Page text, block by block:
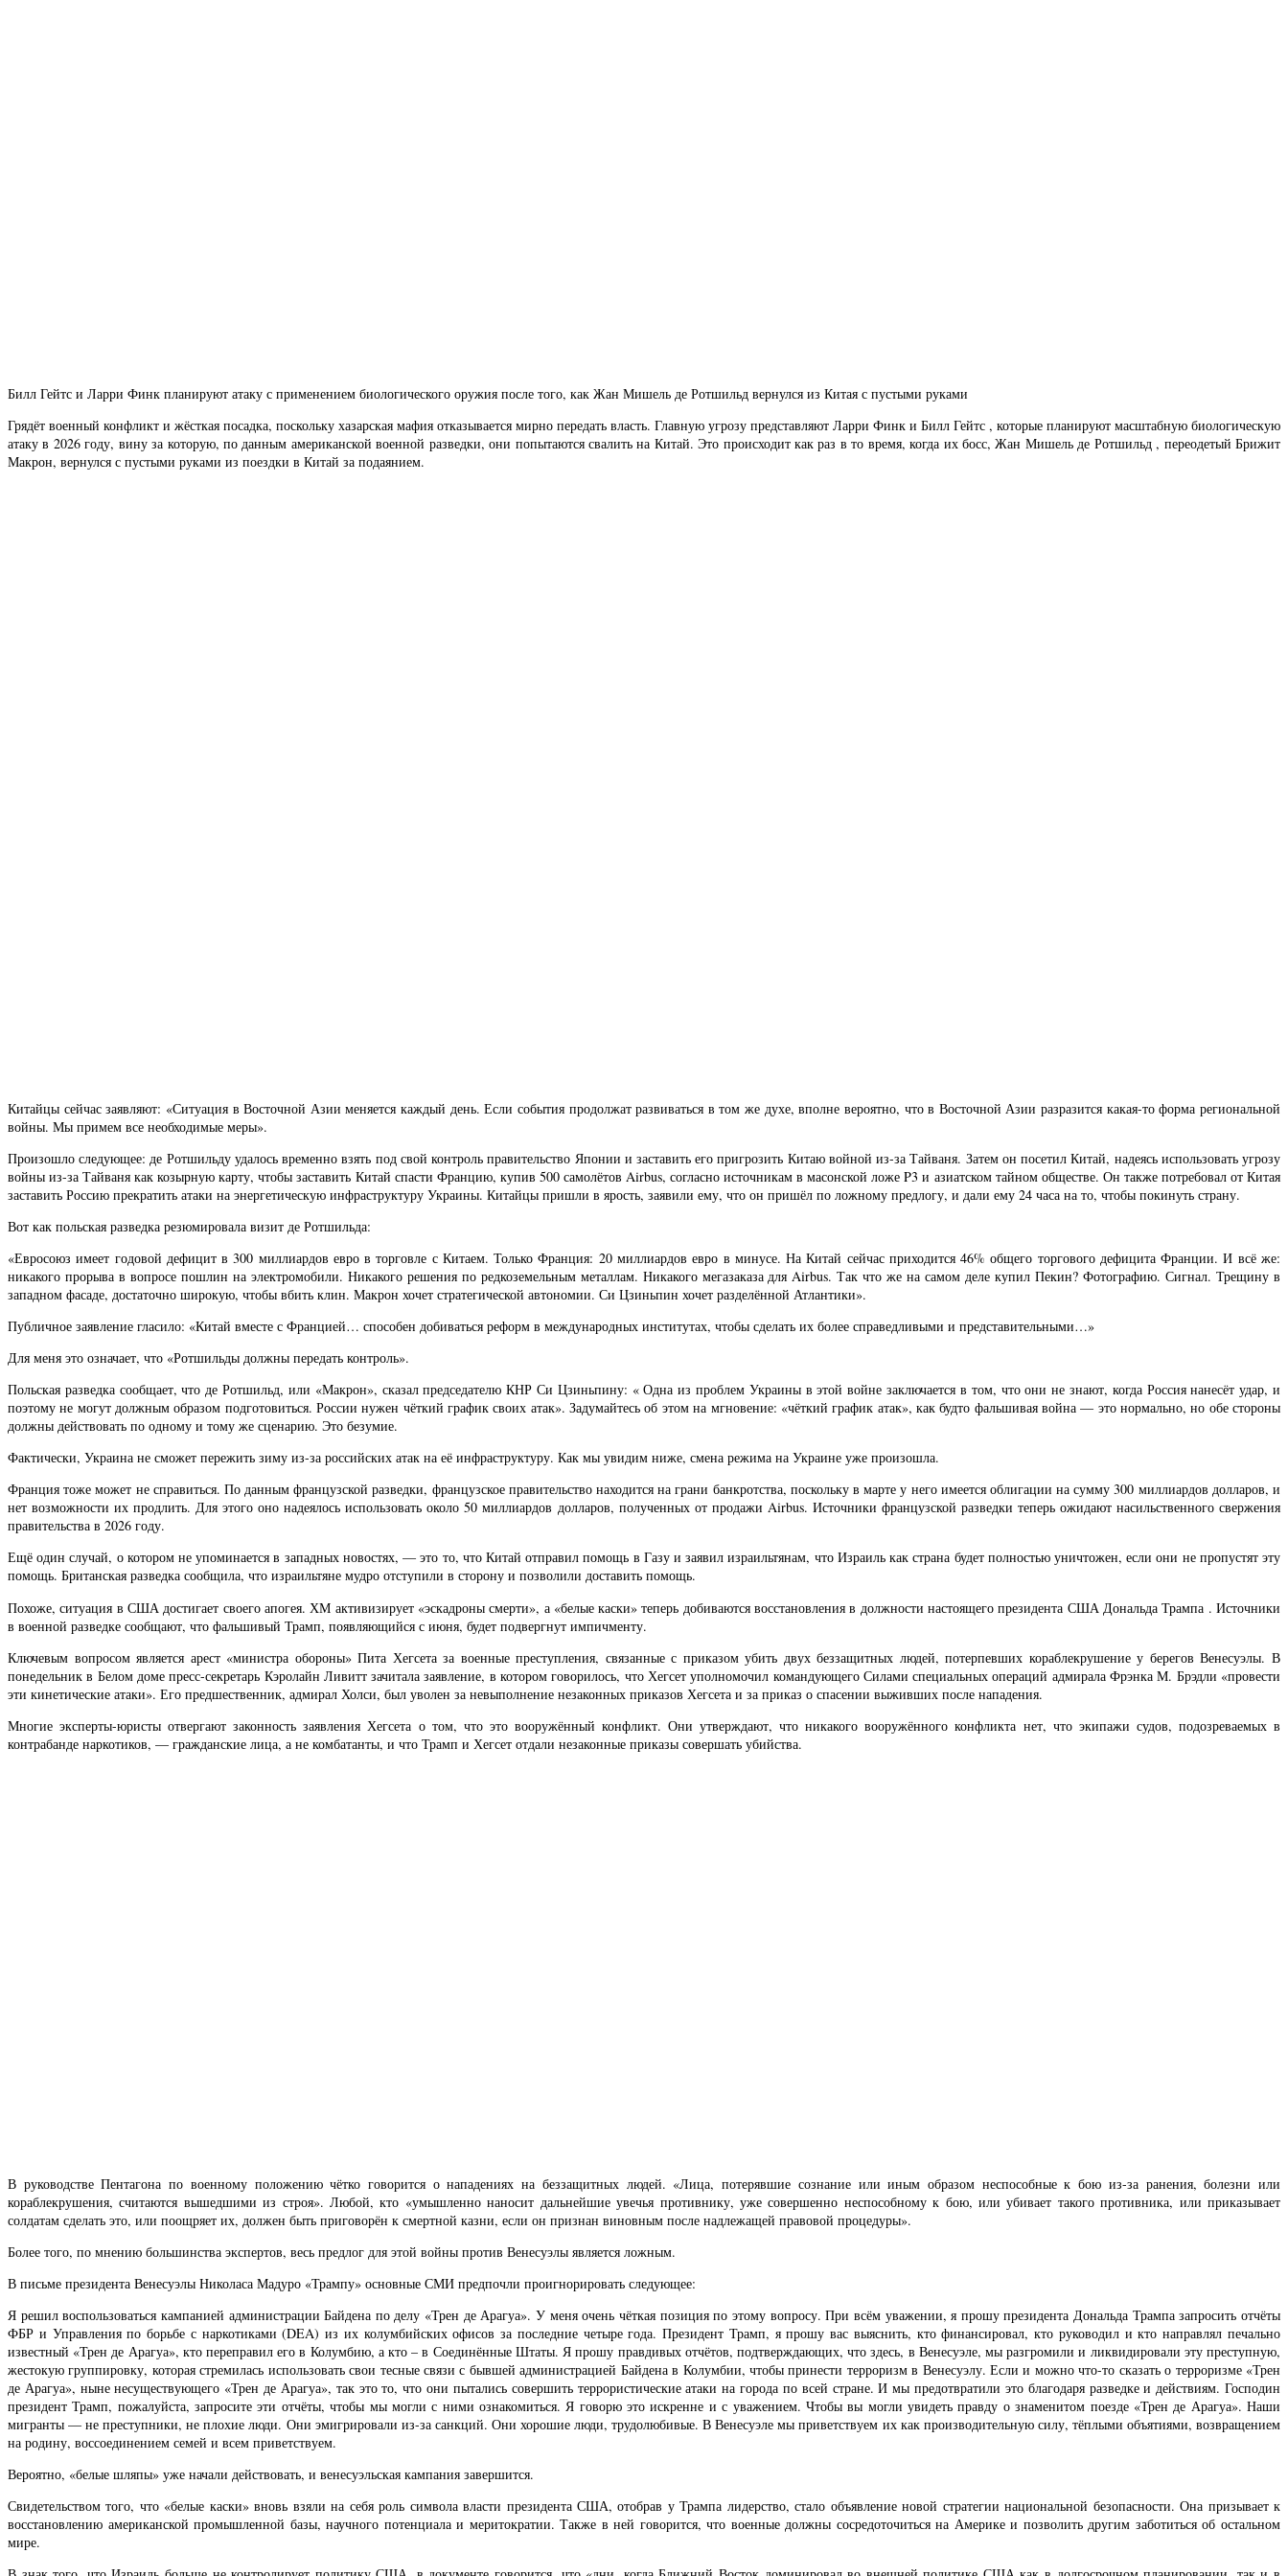
Билл Гейтс и Ларри Финк планируют атаку с применением биологического оружия после того, как Жан Мишель де Ротшильд вернулся из Китая с пустыми руками
Грядёт военный конфликт и жёсткая посадка, поскольку хазарская мафия отказывается мирно передать власть. Главную угрозу представляют Ларри Финк и Билл Гейтс , которые планируют масштабную биологическую
атаку в 2026 году, вину за которую, по данным американской военной разведки, они попытаются свалить на Китай. Это происходит как раз в то время, когда их босс, Жан Мишель де Ротшильд , переодетый Брижит
Макрон, вернулся с пустыми руками из поездки в Китай за подаянием.
Китайцы сейчас заявляют: «Ситуация в Восточной Азии меняется каждый день. Если события продолжат развиваться в том же духе, вполне вероятно, что в Восточной Азии разразится какая-то форма региональной
войны. Мы примем все необходимые меры».
Произошло следующее: де Ротшильду удалось временно взять под свой контроль правительство Японии и заставить его пригрозить Китаю войной из-за Тайваня. Затем он посетил Китай, надеясь использовать угрозу
войны из-за Тайваня как козырную карту, чтобы заставить Китай спасти Францию, купив 500 самолётов Airbus, согласно источникам в масонской ложе P3 и азиатском тайном обществе. Он также потребовал от Китая
заставить Россию прекратить атаки на энергетическую инфраструктуру Украины. Китайцы пришли в ярость, заявили ему, что он пришёл по ложному предлогу, и дали ему 24 часа на то, чтобы покинуть страну.
Вот как польская разведка резюмировала визит де Ротшильда:
«Евросоюз имеет годовой дефицит в 300 миллиардов евро в торговле с Китаем. Только Франция: 20 миллиардов евро в минусе. На Китай сейчас приходится 46% общего торгового дефицита Франции. И всё же:
никакого прорыва в вопросе пошлин на электромобили. Никакого решения по редкоземельным металлам. Никакого мегазаказа для Airbus. Так что же на самом деле купил Пекин? Фотографию. Сигнал. Трещину в
западном фасаде, достаточно широкую, чтобы вбить клин. Макрон хочет стратегической автономии. Си Цзиньпин хочет разделённой Атлантики».
Публичное заявление гласило: «Китай вместе с Францией… способен добиваться реформ в международных институтах, чтобы сделать их более справедливыми и представительными…»
Для меня это означает, что «Ротшильды должны передать контроль».
Польская разведка сообщает, что де Ротшильд, или «Макрон», сказал председателю КНР Си Цзиньпину: « Одна из проблем Украины в этой войне заключается в том, что они не знают, когда Россия нанесёт удар, и
поэтому не могут должным образом подготовиться. России нужен чёткий график своих атак». Задумайтесь об этом на мгновение: «чёткий график атак», как будто фальшивая война — это нормально, но обе стороны
должны действовать по одному и тому же сценарию. Это безумие.
Фактически, Украина не сможет пережить зиму из-за российских атак на её инфраструктуру. Как мы увидим ниже, смена режима на Украине уже произошла.
Франция тоже может не справиться. По данным французской разведки, французское правительство находится на грани банкротства, поскольку в марте у него имеется облигации на сумму 300 миллиардов долларов, и
нет возможности их продлить. Для этого оно надеялось использовать около 50 миллиардов долларов, полученных от продажи Airbus. Источники французской разведки теперь ожидают насильственного свержения
правительства в 2026 году.
Ещё один случай, о котором не упоминается в западных новостях, — это то, что Китай отправил помощь в Газу и заявил израильтянам, что Израиль как страна будет полностью уничтожен, если они не пропустят эту
помощь. Британская разведка сообщила, что израильтяне мудро отступили в сторону и позволили доставить помощь.
Похоже, ситуация в США достигает своего апогея. ХМ активизирует «эскадроны смерти», а «белые каски» теперь добиваются восстановления в должности настоящего президента США Дональда Трампа . Источники
в военной разведке сообщают, что фальшивый Трамп, появляющийся с июня, будет подвергнут импичменту.
Ключевым вопросом является арест «министра обороны» Пита Хегсета за военные преступления, связанные с приказом убить двух беззащитных людей, потерпевших кораблекрушение у берегов Венесуэлы. В
понедельник в Белом доме пресс-секретарь Кэролайн Ливитт зачитала заявление, в котором говорилось, что Хегсет уполномочил командующего Силами специальных операций адмирала Фрэнка М. Брэдли «провести
эти кинетические атаки». Его предшественник, адмирал Холси, был уволен за невыполнение незаконных приказов Хегсета и за приказ о спасении выживших после нападения.
Многие эксперты-юристы отвергают законность заявления Хегсета о том, что это вооружённый конфликт. Они утверждают, что никакого вооружённого конфликта нет, что экипажи судов, подозреваемых в
контрабанде наркотиков, — гражданские лица, а не комбатанты, и что Трамп и Хегсет отдали незаконные приказы совершать убийства.
В руководстве Пентагона по военному положению чётко говорится о нападениях на беззащитных людей. «Лица, потерявшие сознание или иным образом неспособные к бою из-за ранения, болезни или
кораблекрушения, считаются вышедшими из строя». Любой, кто «умышленно наносит дальнейшие увечья противнику, уже совершенно неспособному к бою, или убивает такого противника, или приказывает
солдатам сделать это, или поощряет их, должен быть приговорён к смертной казни, если он признан виновным после надлежащей правовой процедуры».
Более того, по мнению большинства экспертов, весь предлог для этой войны против Венесуэлы является ложным.
В письме президента Венесуэлы Николаса Мадуро «Трампу» основные СМИ предпочли проигнорировать следующее:
Я решил воспользоваться кампанией администрации Байдена по делу «Трен де Арагуа». У меня очень чёткая позиция по этому вопросу. При всём уважении, я прошу президента Дональда Трампа запросить отчёты
ФБР и Управления по борьбе с наркотиками (DEA) из их колумбийских офисов за последние четыре года. Президент Трамп, я прошу вас выяснить, кто финансировал, кто руководил и кто направлял печально
известный «Трен де Арагуа», кто переправил его в Колумбию, а кто – в Соединённые Штаты. Я прошу правдивых отчётов, подтверждающих, что здесь, в Венесуэле, мы разгромили и ликвидировали эту преступную,
жестокую группировку, которая стремилась использовать свои тесные связи с бывшей администрацией Байдена в Колумбии, чтобы принести терроризм в Венесуэлу. Если и можно что-то сказать о терроризме «Трен
де Арагуа», ныне несуществующего «Трен де Арагуа», так это то, что они пытались совершить террористические атаки на города по всей стране. И мы предотвратили это благодаря разведке и действиям. Господин
президент Трамп, пожалуйста, запросите эти отчёты, чтобы мы могли с ними ознакомиться. Я говорю это искренне и с уважением. Чтобы вы могли увидеть правду о знаменитом поезде «Трен де Арагуа». Наши
мигранты — не преступники, не плохие люди. Они эмигрировали из-за санкций. Они хорошие люди, трудолюбивые. В Венесуэле мы приветствуем их как производительную силу, тёплыми объятиями, возвращением
на родину, воссоединением семей и всем приветствуем.
Вероятно, «белые шляпы» уже начали действовать, и венесуэльская кампания завершится.
Свидетельством того, что «белые каски» вновь взяли на себя роль символа власти президента США, отобрав у Трампа лидерство, стало объявление новой стратегии национальной безопасности. Она призывает к
восстановлению американской промышленной базы, научного потенциала и меритократии. Также в ней говорится, что военные должны сосредоточиться на Америке и позволить другим заботиться об остальном
мире.